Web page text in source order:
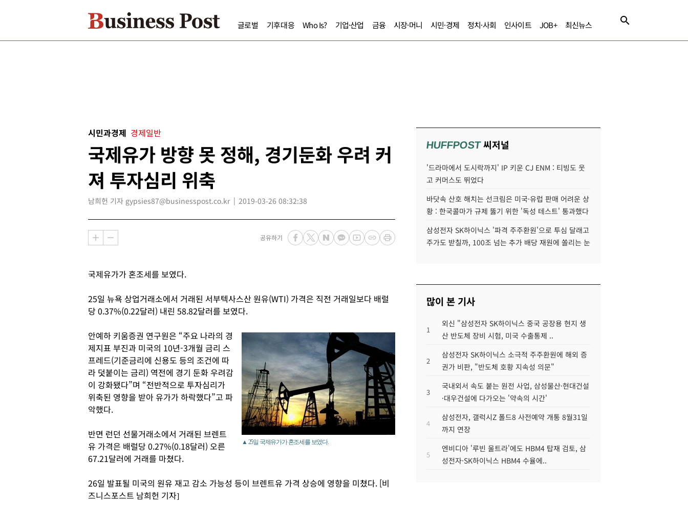
글로벌 기후대응 Who Is? 기업·산업 금융 시장·머니 시민·경제 정치·사회 인사이트 JOB+ 최신뉴스
시민과경제 경제일반
국제유가 방향 못 정해, 경기둔화 우려 커
져 투자심리 위축
남희헌 기자 gypsies87@businesspost.co.kr 2019-03-26 08:32:38
공유하기
국제유가가 혼조세를 보였다.
25일 뉴욕 상업거래소에서 거래된 서부텍사스산 원유(WTI) 가격은 직전 거래일보다 배럴
당 0.37%(0.22달러) 내린 58.82달러를 보였다.
▲ 25일 국제유가가 혼조세를 보였다.
안예하 키움증권 연구원은 “주요 나라의 경
제지표 부진과 미국의 10년-3개월 금리 스
프레드(기준금리에 신용도 등의 조건에 따
라 덧붙이는 금리) 역전에 경기 둔화 우려감
이 강화됐다”며 “전반적으로 투자심리가
위축된 영향을 받아 유가가 하락했다”고 파
악했다.
반면 런던 선물거래소에서 거래된 브렌트
유 가격은 배럴당 0.27%(0.18달러) 오른
67.21달러에 거래를 마쳤다.
26일 발표될 미국의 원유 재고 감소 가능성 등이 브렌트유 가격 상승에 영향을 미쳤다. [비
즈니스포스트 남희헌 기자]
HUFFPOST씨저널
'드라마에서 도시락까지' IP 키운 CJ ENM : 티빙도 웃
고 커머스도 뛰었다
바닷속 산호 해치는 선크림은 미국·유럽 판매 어려운 상
황 : 한국콜마가 규제 뚫기 위한 '독성 테스트' 통과했다
삼성전자 SK하이닉스 '파격 주주환원'으로 투심 달래고
주가도 받칠까, 100조 넘는 추가 배당 재원에 쏠리는 눈
많이 본 기사
1
외신 "삼성전자 SK하이닉스 중국 공장용 현지 생
산 반도체 장비 시험, 미국 수출통제 ..
2
삼성전자 SK하이닉스 소극적 주주환원에 해외 증
권가 비판, "반도체 호황 지속성 의문"
3
국내외서 속도 붙는 원전 사업, 삼성물산·현대건설
·대우건설에 다가오는 '약속의 시간'
4
삼성전자, 갤럭시Z 폴드8 사전예약 개통 8월31일
까지 연장
5
엔비디아 '루빈 울트라'에도 HBM4 탑재 검토, 삼
성전자·SK하이닉스 HBM4 수율에..